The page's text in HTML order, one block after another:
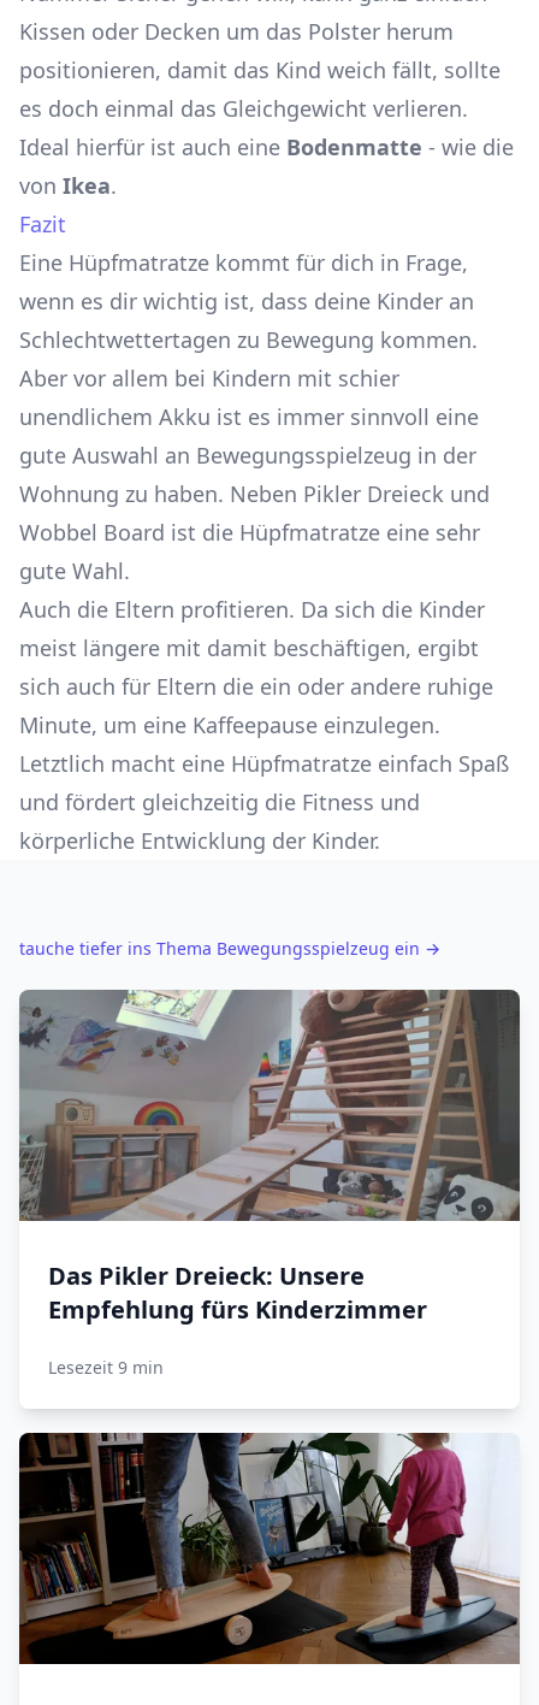
Kissen oder Decken um das Polster herum
positionieren, damit das Kind weich fällt, sollte
es doch einmal das Gleichgewicht verlieren.
Ideal hierfür ist auch eine Bodenmatte - wie die
von Ikea.
Fazit
Eine Hüpfmatratze kommt für dich in Frage,
wenn es dir wichtig ist, dass deine Kinder an
Schlechtwettertagen zu Bewegung kommen.
Aber vor allem bei Kindern mit schier
unendlichem Akku ist es immer sinnvoll eine
gute Auswahl an Bewegungsspielzeug in der
Wohnung zu haben. Neben Pikler Dreieck und
Wobbel Board ist die Hüpfmatratze eine sehr
gute Wahl.
Auch die Eltern profitieren. Da sich die Kinder
meist längere mit damit beschäftigen, ergibt
sich auch für Eltern die ein oder andere ruhige
Minute, um eine Kaffeepause einzulegen.
Letztlich macht eine Hüpfmatratze einfach Spaß
und fördert gleichzeitig die Fitness und
körperliche Entwicklung der Kinder.
tauche tiefer ins Thema Bewegungsspielzeug ein →
Das Pikler Dreieck: Unsere
Empfehlung fürs Kinderzimmer
Lesezeit 9 min